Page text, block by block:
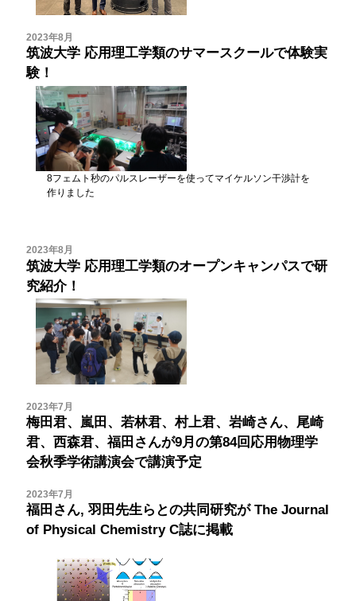
2023年8月
筑波大学 応用理工学類のサマースクールで体験実
験！
8フェムト秒のパルスレーザーを使ってマイケルソン干渉計を
作りました
2023年8月
筑波大学 応用理工学類のオープンキャンパスで研
究紹介！
2023年7月
梅田君、嵐田、若林君、村上君、岩崎さん、尾崎
君、西森君、福田さんが9月の第84回応用物理学
会秋季学術講演会で講演予定
2023年7月
福田さん, 羽田先生らとの共同研究がThe Journal
of Physical Chemistry C誌に掲載